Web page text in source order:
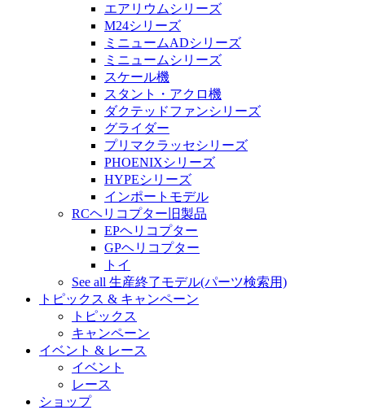
エアリウムシリーズ
M24シリーズ
ミニュームADシリーズ
ミニュームシリーズ
スケール機
スタント・アクロ機
ダクテッドファンシリーズ
グライダー
プリマクラッセシリーズ
PHOENIXシリーズ
HYPEシリーズ
インポートモデル
RCヘリコプター旧製品
EPヘリコプター
GPヘリコプター
トイ
See all 生産終了モデル(パーツ検索用)
トピックス & キャンペーン
トピックス
キャンペーン
イベント & レース
イベント
レース
ショップ